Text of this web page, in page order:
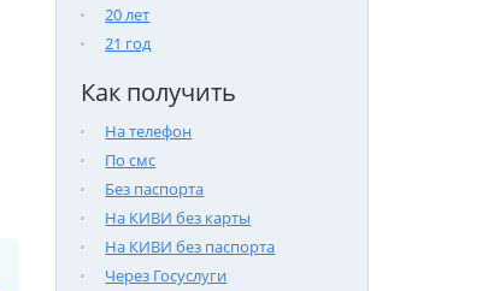
20 лет
21 год
Как получить
На телефон
По смс
Без паспорта
На КИВИ без карты
На КИВИ без паспорта
Через Госуслуги